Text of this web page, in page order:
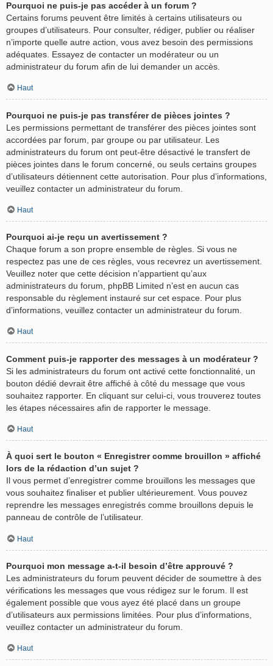
Pourquoi ne puis-je pas accéder à un forum ?
Certains forums peuvent être limités à certains utilisateurs ou
groupes d’utilisateurs. Pour consulter, rédiger, publier ou réaliser
n’importe quelle autre action, vous avez besoin des permissions
adéquates. Essayez de contacter un modérateur ou un
administrateur du forum afin de lui demander un accès.
Haut
Pourquoi ne puis-je pas transférer de pièces jointes ?
Les permissions permettant de transférer des pièces jointes sont
accordées par forum, par groupe ou par utilisateur. Les
administrateurs du forum ont peut-être désactivé le transfert de
pièces jointes dans le forum concerné, ou seuls certains groupes
d’utilisateurs détiennent cette autorisation. Pour plus d’informations,
veuillez contacter un administrateur du forum.
Haut
Pourquoi ai-je reçu un avertissement ?
Chaque forum a son propre ensemble de règles. Si vous ne
respectez pas une de ces règles, vous recevrez un avertissement.
Veuillez noter que cette décision n’appartient qu’aux
administrateurs du forum, phpBB Limited n’est en aucun cas
responsable du règlement instauré sur cet espace. Pour plus
d’informations, veuillez contacter un administrateur du forum.
Haut
Comment puis-je rapporter des messages à un modérateur ?
Si les administrateurs du forum ont activé cette fonctionnalité, un
bouton dédié devrait être affiché à côté du message que vous
souhaitez rapporter. En cliquant sur celui-ci, vous trouverez toutes
les étapes nécessaires afin de rapporter le message.
Haut
À quoi sert le bouton « Enregistrer comme brouillon » affiché
lors de la rédaction d’un sujet ?
Il vous permet d’enregistrer comme brouillons les messages que
vous souhaitez finaliser et publier ultérieurement. Vous pouvez
reprendre les messages enregistrés comme brouillons depuis le
panneau de contrôle de l’utilisateur.
Haut
Pourquoi mon message a-t-il besoin d’être approuvé ?
Les administrateurs du forum peuvent décider de soumettre à des
vérifications les messages que vous rédigez sur le forum. Il est
également possible que vous ayez été placé dans un groupe
d’utilisateurs aux permissions limitées. Pour plus d’informations,
veuillez contacter un administrateur du forum.
Haut